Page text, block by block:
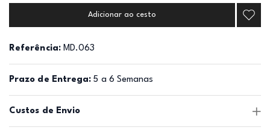
Adicionar ao cesto
Referência: MD.063
Prazo de Entrega: 5 a 6 Semanas
Custos de Envio